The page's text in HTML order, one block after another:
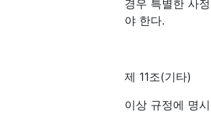
경우 특별한 사
야 한다.
제 11조(기타)
이상 규정에 명